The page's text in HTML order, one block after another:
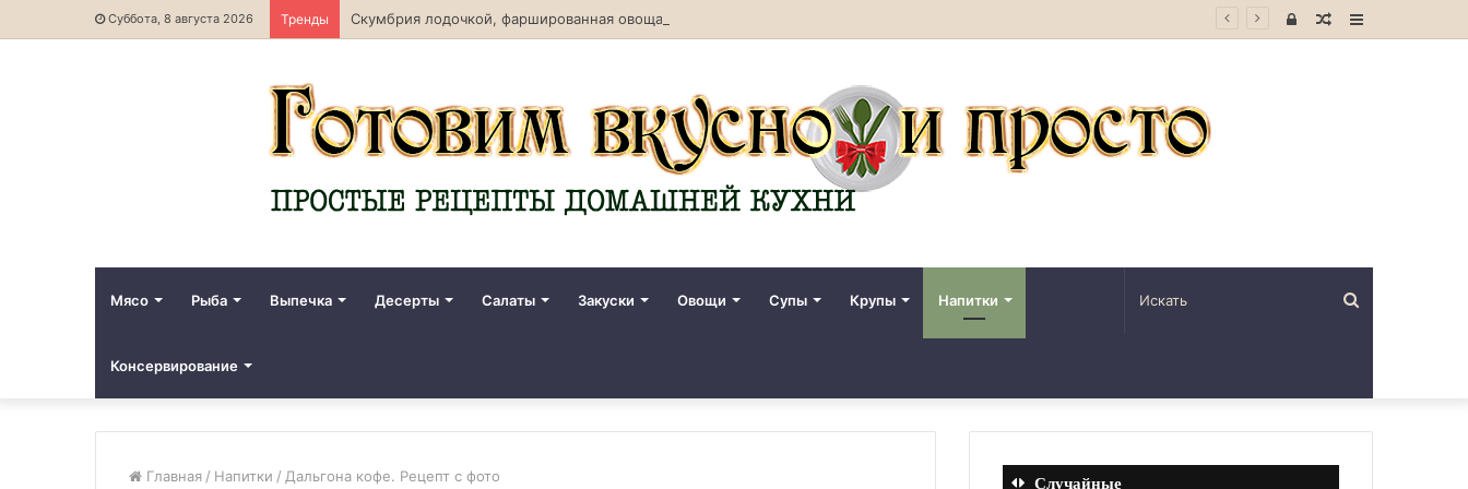
Суббота, 8 августа 2026 Тренды Скумбрия лодочкой, фаршированная овощами. Рецепт с фото Sidebar
Случайная
Войти
Мясо Рыба Выпечка Десерты Салаты Закуски Овощи Супы Крупы Напитки
Консервирование
Главная / Напитки / Дальгона кофе. Рецепт с фото Случайные